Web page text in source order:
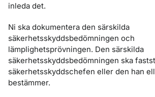
inleda det.
Ni ska dokumentera den särskilda
säkerhetsskyddsbedömningen och
lämplighetsprövningen. Den särskilda
säkerhetsskyddsbedömningen ska
säkerhetsskyddschefen eller den han
bestämmer.